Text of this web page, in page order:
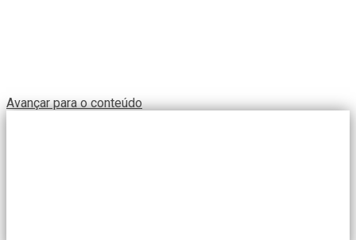
Avançar para o conteúdo